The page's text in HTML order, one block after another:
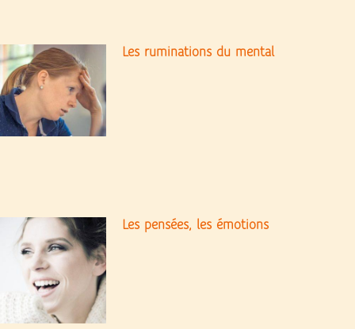
Les ruminations du mental
Les pensées, les émotions